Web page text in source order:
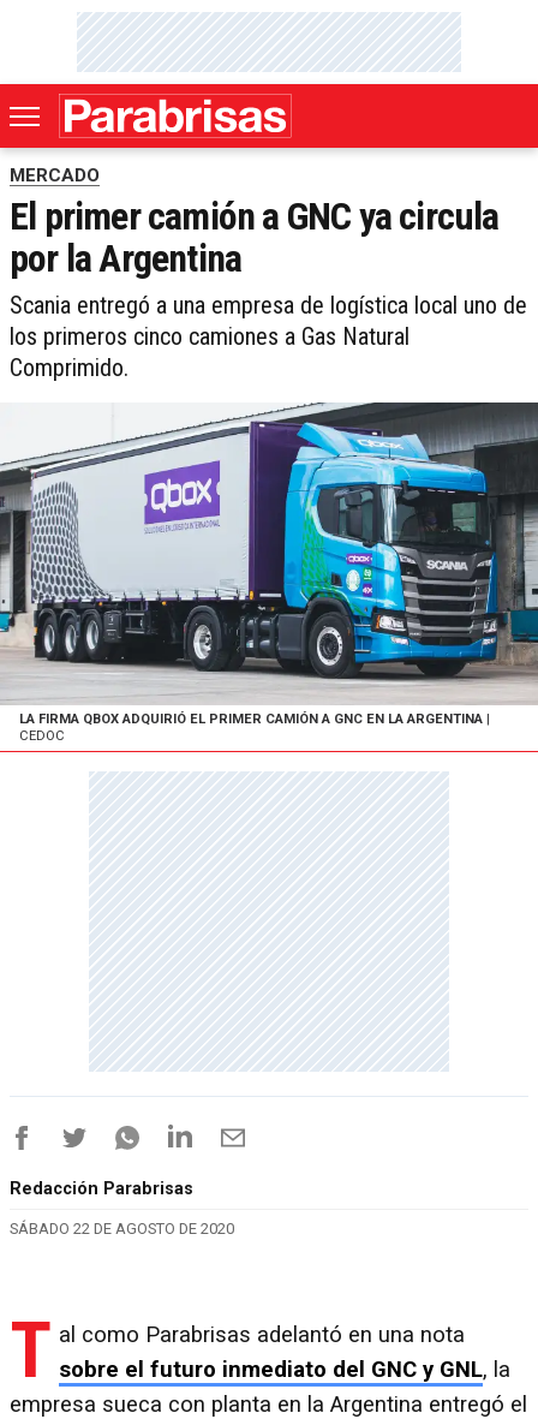
MERCADO
El primer camión a GNC ya circula
por la Argentina
Scania entregó a una empresa de logística local uno de
los primeros cinco camiones a Gas Natural
Comprimido.
LA FIRMA QBOX ADQUIRIÓ EL PRIMER CAMIÓN A GNC EN LA ARGENTINA
CEDOC
Redacción Parabrisas
SÁBADO 22 DE AGOSTO DE 2020
T al como Parabrisas adelantó en una nota
sobre el futuro inmediato del GNC y GNL, la
empresa sueca con planta en la Argentina entregó el